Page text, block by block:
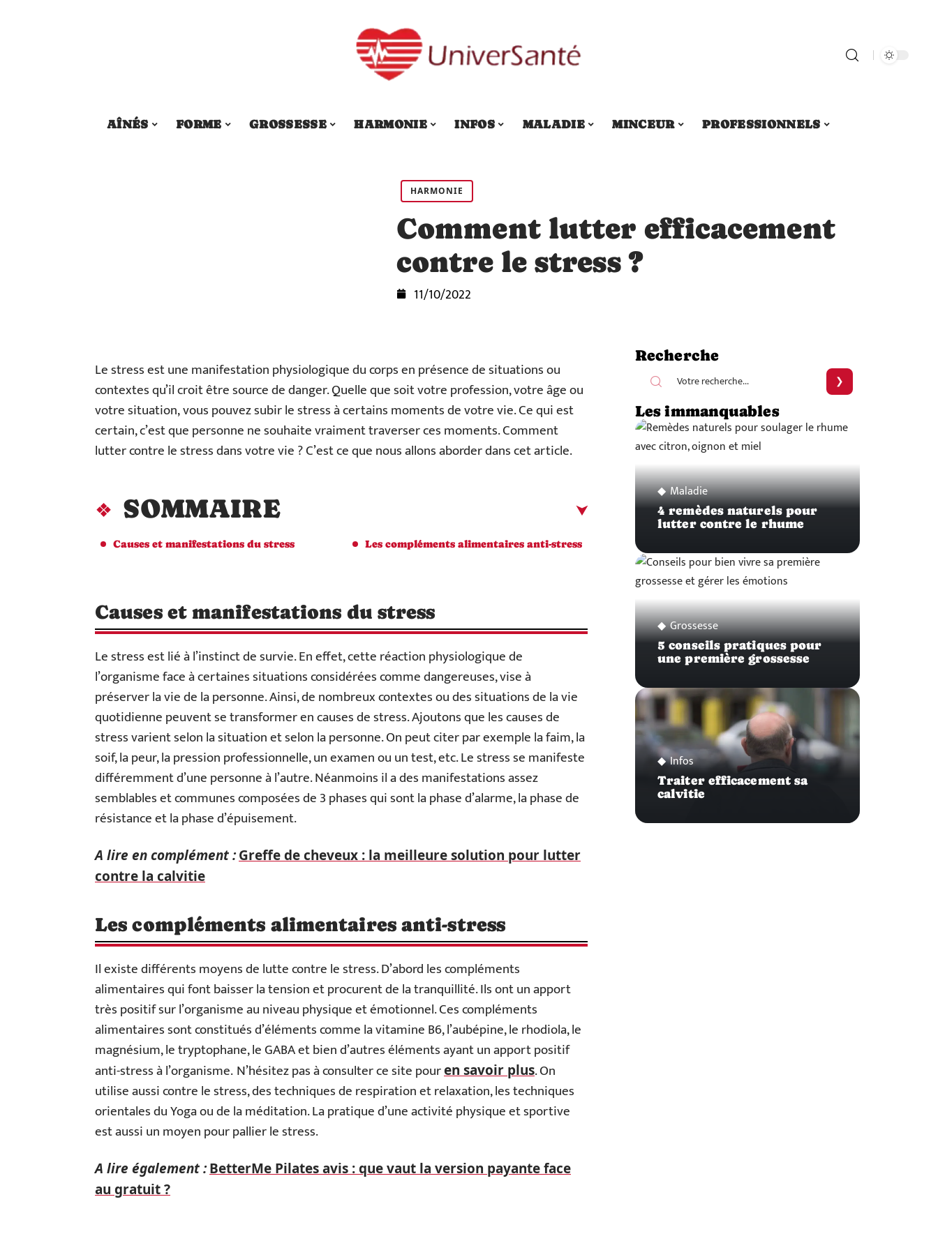
AÎNÉS FORME GROSSESSE HARMONIE INFOS MALADIE MINCEUR PROFESSIONNELS
HARMONIE
Comment lutter efficacement
contre le stress ?
11/10/2022
Le stress est une manifestation physiologique du corps en présence de situations ou
contextes qu’il croit être source de danger. Quelle que soit votre profession, votre âge ou
votre situation, vous pouvez subir le stress à certains moments de votre vie. Ce qui est
certain, c’est que personne ne souhaite vraiment traverser ces moments. Comment
lutter contre le stress dans votre vie ? C’est ce que nous allons aborder dans cet article.
SOMMAIRE
Causes et manifestations du stress Les compléments alimentaires anti-stress
Causes et manifestations du stress
Le stress est lié à l’instinct de survie. En effet, cette réaction physiologique de
l’organisme face à certaines situations considérées comme dangereuses, vise à
préserver la vie de la personne. Ainsi, de nombreux contextes ou des situations de la vie
quotidienne peuvent se transformer en causes de stress. Ajoutons que les causes de
stress varient selon la situation et selon la personne. On peut citer par exemple la faim, la
soif, la peur, la pression professionnelle, un examen ou un test, etc. Le stress se manifeste
différemment d’une personne à l’autre. Néanmoins il a des manifestations assez
semblables et communes composées de 3 phases qui sont la phase d’alarme, la phase de
résistance et la phase d’épuisement.
A lire en complément :Greffe de cheveux : la meilleure solution pour lutter
contre la calvitie
Les compléments alimentaires anti-stress
Il existe différents moyens de lutte contre le stress. D’abord les compléments
alimentaires qui font baisser la tension et procurent de la tranquillité. Ils ont un apport
très positif sur l’organisme au niveau physique et émotionnel. Ces compléments
alimentaires sont constitués d’éléments comme la vitamine B6, l’aubépine, le rhodiola, le
magnésium, le tryptophane, le GABA et bien d’autres éléments ayant un apport positif
anti-stress à l’organisme.N’hésitez pas à consulter ce site pouren savoir plus. On
utilise aussi contre le stress, des techniques de respiration et relaxation, les techniques
orientales du Yoga ou de la méditation. La pratique d’une activité physique et sportive
est aussi un moyen pour pallier le stress.
A lire également :BetterMe Pilates avis : que vaut la version payante face
au gratuit ?
Recherche
Les immanquables
Maladie
4 remèdes naturels pour
lutter contre le rhume
Grossesse
5 conseils pratiques pour
une première grossesse
Infos
Traiter efficacement sa
calvitie